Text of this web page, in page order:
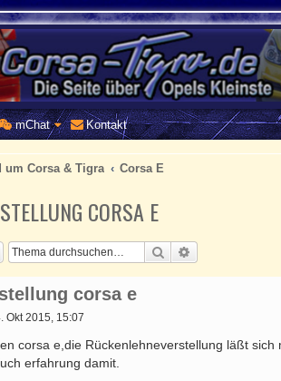
Opel Corsa und Tigra
mChat Kontakt
um Corsa & Tigra Corsa E
CORSA E
Suche
corsa e
Okt 2015, 15:07
corsa e,die Rückenlehneverstellung läßt
erfahrung damit.